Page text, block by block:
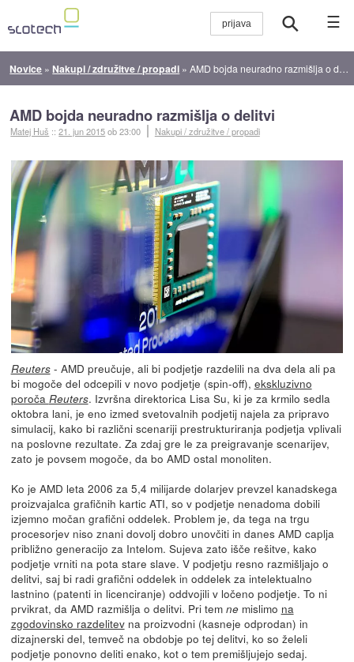
☰
Novice » Nakupi / združitve / propadi »AMD bojda neuradno razmišlja o delitvi
AMD bojda neuradno razmišlja o delitvi
Matej Huš ::21. jun 2015ob 23:00 Nakupi / združitve / propadi
Reuters- AMD preučuje, ali bi podjetje razdelili na dva dela ali pa
bi mogoče del odcepili v novo podjetje (spin-off), ekskluzivno
poroča Reuters. Izvršna direktorica Lisa Su, ki je za krmilo sedla
oktobra lani, je eno izmed svetovalnih podjetij najela za pripravo
simulacij, kako bi različni scenariji prestrukturiranja podjetja vplivali
na poslovne rezultate. Za zdaj gre le za preigravanje scenarijev,
zato je povsem mogoče, da bo AMD ostal monoliten.
Ko je AMD leta 2006 za 5,4 milijarde dolarjev prevzel kanadskega
proizvajalca grafičnih kartic ATI, so v podjetje nenadoma dobili
izjemno močan grafični oddelek. Problem je, da tega na trgu
procesorjev niso znani dovolj dobro unovčiti in danes AMD caplja
približno generacijo za Intelom. Sujeva zato išče rešitve, kako
podjetje vrniti na pota stare slave. V podjetju resno razmišljajo o
delitvi, saj bi radi grafični oddelek in oddelek za intelektualno
lastnino (patenti in licenciranje) oddvojili v ločeno podjetje. To ni
prvikrat, da AMD razmišlja o delitvi. Pri tem nemislimo na
zgodovinsko razdelitevna proizvodni (kasneje odprodan) in
dizajnerski del, temveč na obdobje po tej delitvi, ko so želeli
podjetje ponovno deliti enako, kot o tem premišljujejo sedaj.